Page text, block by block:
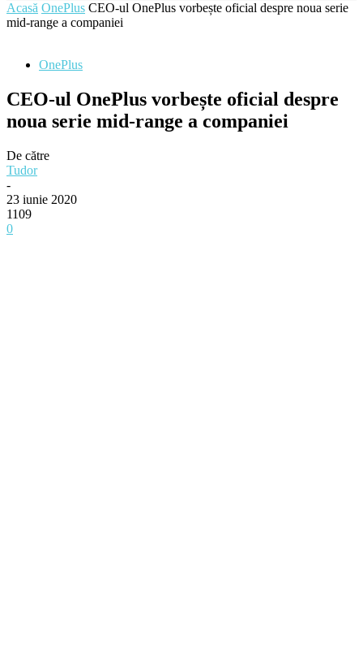
Acasă OnePlus CEO-ul OnePlus vorbește oficial despre noua serie
mid-range a companiei
OnePlus
CEO-ul OnePlus vorbește oficial despre
noua serie mid-range a companiei
De către
Tudor
-
23 iunie 2020
1109
0